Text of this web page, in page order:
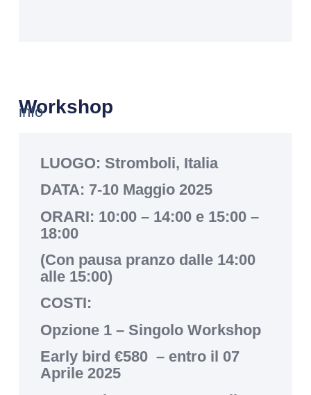
LUOGO: Stromboli, Italia
DATA: 7-10 Maggio 2025
ORARI: 10:00 – 14:00 e 15:00 –
18:00
(Con pausa pranzo dalle 14:00
alle 15:00)
COSTI:
Opzione 1 – Singolo Workshop
Early bird €580 – entro il 07
Aprile 2025
Workshop
info